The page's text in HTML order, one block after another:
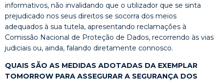
informativos, não invalidando que o utilizador que se sinta
prejudicado nos seus direitos se socorra dos meios
adequados à sua tutela, apresentando reclamações à
Comissão Nacional de Proteção de Dados, recorrendo às vias
judiciais ou, ainda, falando diretamente connosco.
QUAIS SÃO AS MEDIDAS ADOTADAS DA EXEMPLAR
TOMORROW PARA ASSEGURAR A SEGURANÇA DOS